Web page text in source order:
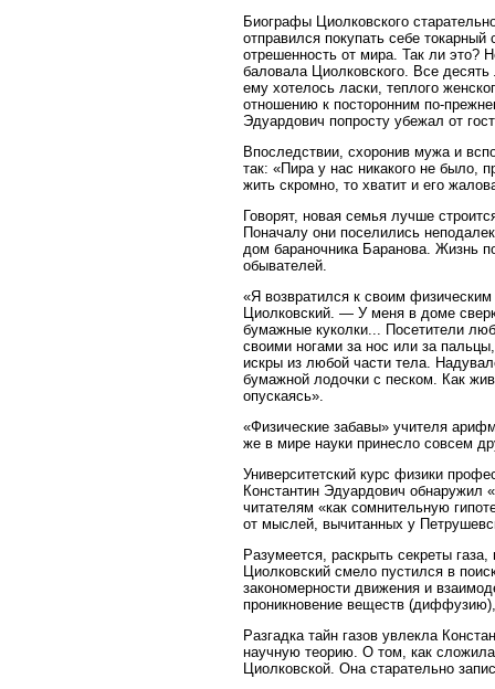
Биографы Циолковского
отправился покупать себе
отрешенность от мира. Так ли это?
баловала Циолковского. Все
ему хотелось ласки, теплого
отношению к посторонним по-
Эдуардович попросту убежал от
Впоследствии, схоронив мужа и
так: «Пира у нас никакого не было,
жить скромно, то хватит и его
Говорят, новая семья лучше
Поначалу они поселились
дом бараночника Баранова. Жизнь
обывателей.
«Я возвратился к своим
Циолковский. — У меня в доме
бумажные куколки... Посетители
своими ногами за нос или за
искры из любой части тела.
бумажной лодочки с песком. Как
опускаясь».
«Физические забавы» учителя
же в мире науки принесло совсем
Университетский курс физики
Константин Эдуардович обнаружил
читателям «как сомнительную
от мыслей, вычитанных у
Разумеется, раскрыть секреты
Циолковский смело пустился в
закономерности движения и
проникновение веществ (диффузию),
Разгадка тайн газов увлекла
научную теорию. О том, как
Циолковской. Она старательно